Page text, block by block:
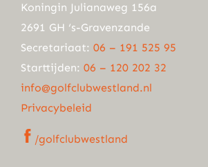
Koningin Julianaweg 156a
2691 GH ‘s-Gravenzande
Secretariaat: 06 – 191 525 95
Starttijden: 06 – 120 202 32
info@golfclubwestland.nl
Privacybeleid
/golfclubwestland